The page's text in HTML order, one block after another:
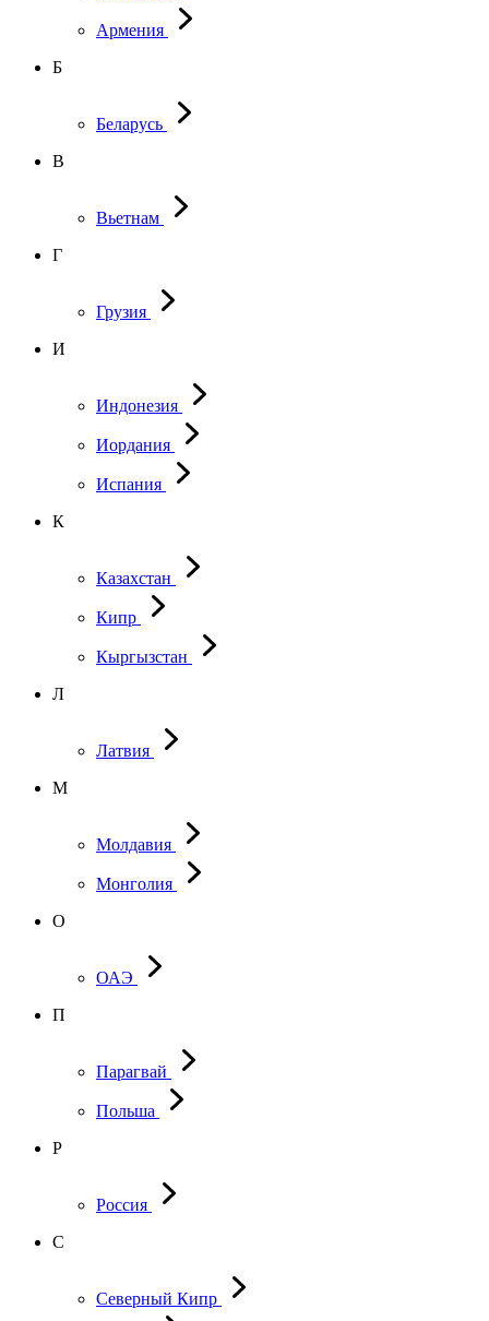
Армения
Б
Беларусь
В
Вьетнам
Г
Грузия
И
Индонезия
Иордания
Испания
К
Казахстан
Кипр
Кыргызстан
Л
Латвия
М
Молдавия
Монголия
О
ОАЭ
П
Парагвай
Польша
Р
Россия
С
Северный Кипр